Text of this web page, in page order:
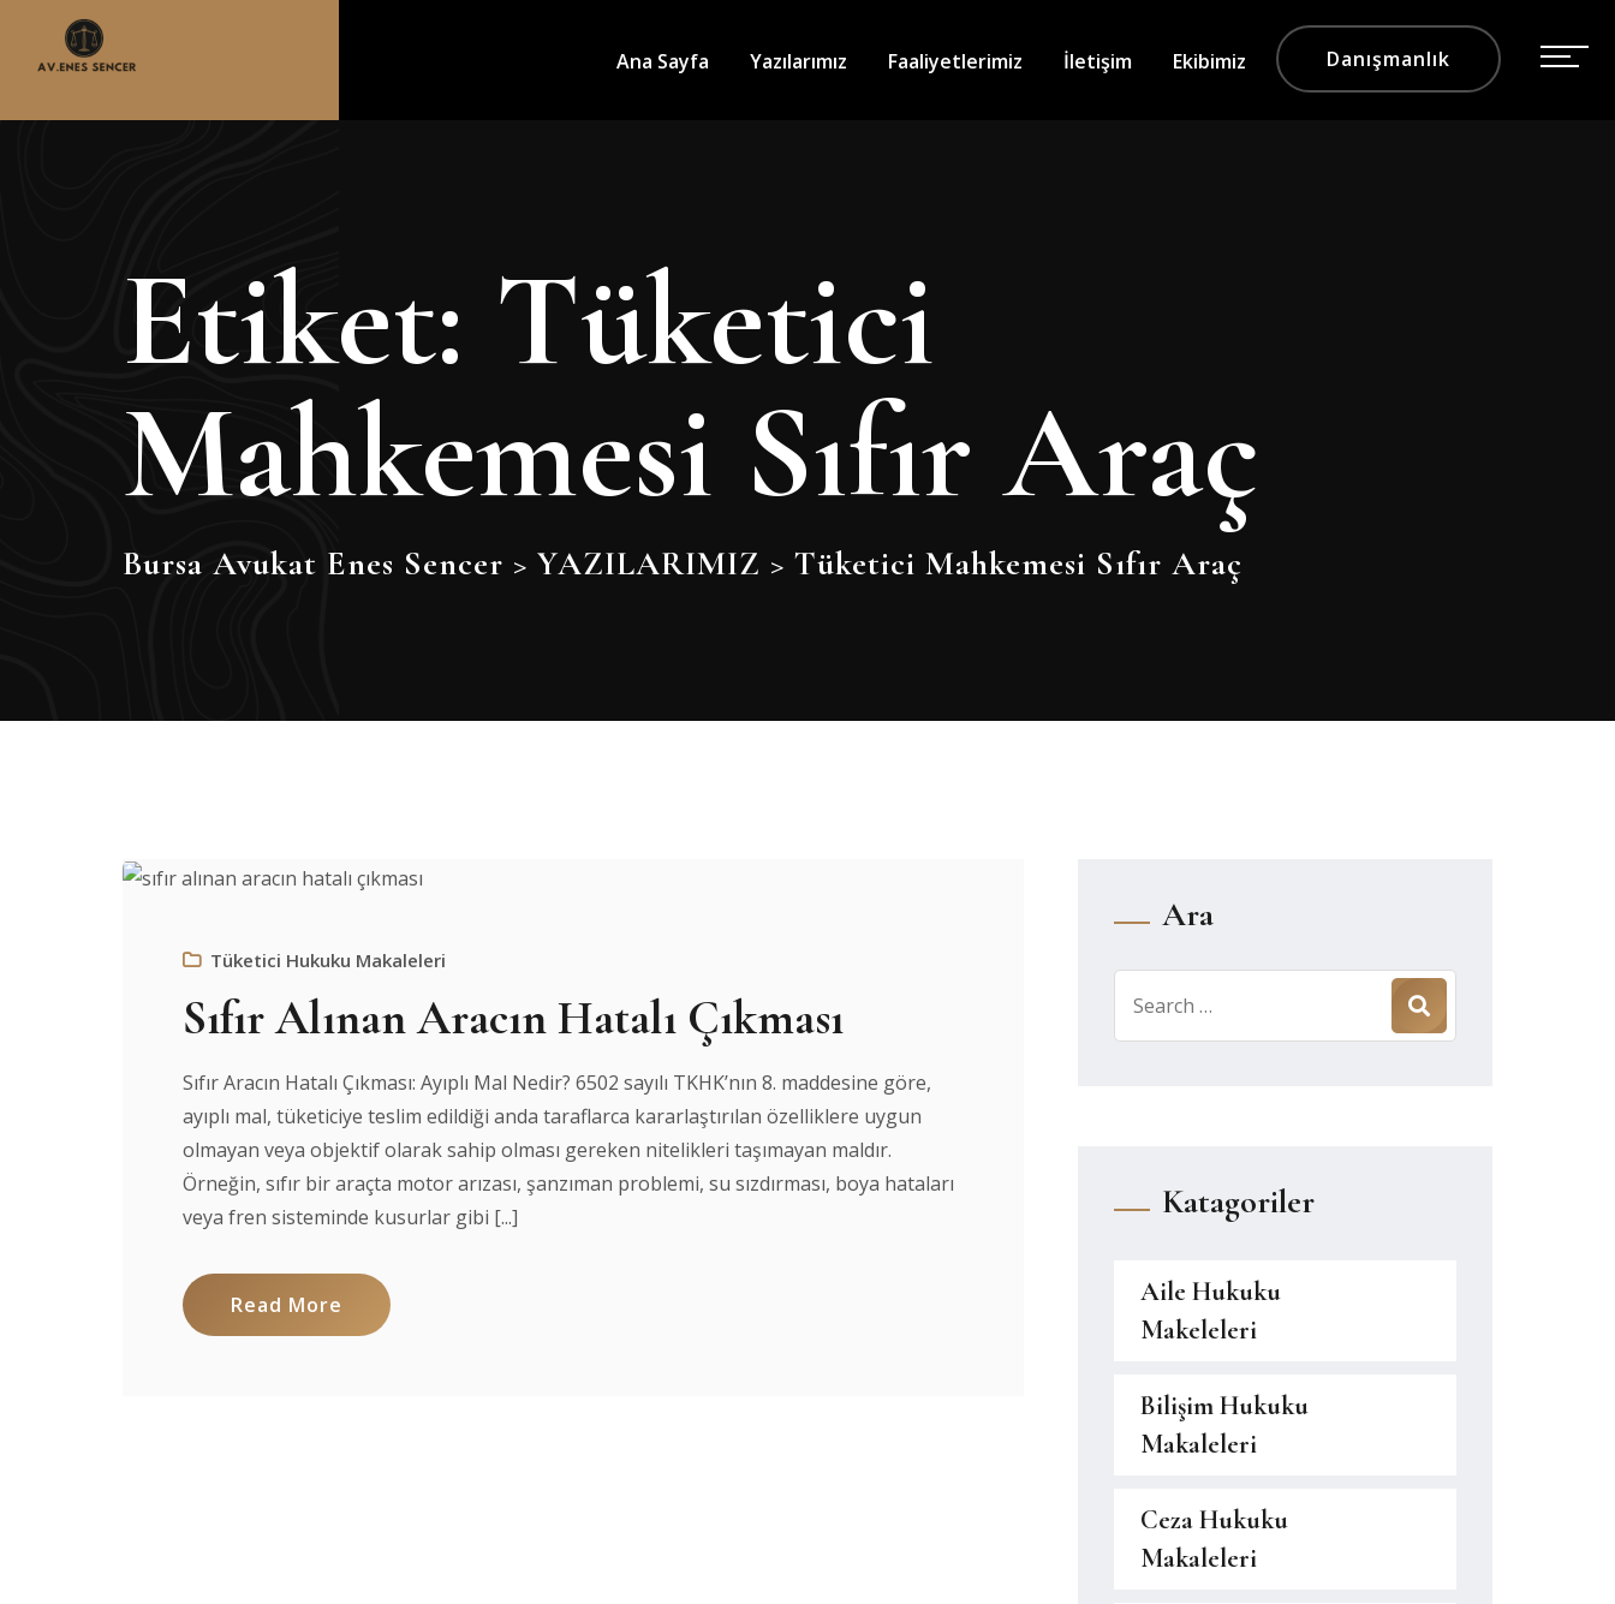
Ana Sayfa Yazılarımız Faaliyetlerimiz İletişim Ekibimiz Danışmanlık
Etiket: Tüketici
Mahkemesi Sıfır Araç
Bursa Avukat Enes Sencer > YAZILARIMIZ > Tüketici Mahkemesi Sıfır Araç
Tüketici Hukuku Makaleleri
Sıfır Alınan Aracın Hatalı Çıkması
Sıfır Aracın Hatalı Çıkması: Ayıplı Mal Nedir? 6502 sayılı TKHK’nın 8. maddesine göre,
ayıplı mal, tüketiciye teslim edildiği anda taraflarca kararlaştırılan özelliklere uygun
olmayan veya objektif olarak sahip olması gereken nitelikleri taşımayan maldır.
Örneğin, sıfır bir araçta motor arızası, şanzıman problemi, su sızdırması, boya hataları
veya fren sisteminde kusurlar gibi [...]
Read More
Ara
for:
Katagoriler
Aile Hukuku
Makeleleri
Bilişim Hukuku
Makaleleri
Ceza Hukuku
Makaleleri